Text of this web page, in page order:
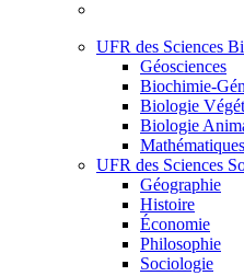
UFR des Sciences
Géosciences
Biochimie-
Biologie
Biologie
UFR des Sciences
Géographie
Histoire
Économie
Philosophie
Sociologie